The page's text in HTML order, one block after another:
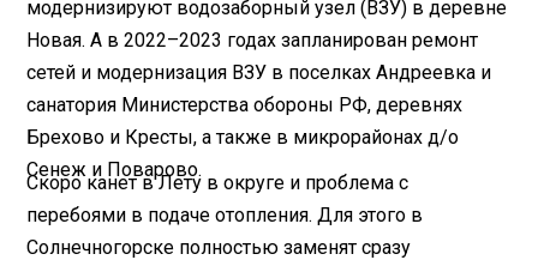
модернизируют водозаборный узел (ВЗУ) в деревне
Новая. А в 2022–2023 годах запланирован ремонт
сетей и модернизация ВЗУ в поселках Андреевка и
санатория Министерства обороны РФ, деревнях
Брехово и Кресты, а также в микрорайонах д/о
Сенеж и Поварово.
Скоро канет в Лету в округе и проблема с
перебоями в подаче отопления. Для этого в
Солнечногорске полностью заменят сразу